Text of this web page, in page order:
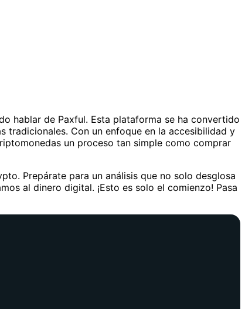
hablar de Paxful. Esta plataforma se ha convertido
tradicionales. Con un enfoque en la accesibilidad y
un proceso tan simple como comprar
Prepárate para un análisis que no solo desglosa
al dinero digital. ¡Esto es solo el comienzo! Pasa